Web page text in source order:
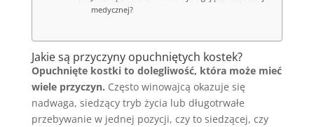
medycznej?
Jakie są przyczyny opuchniętych kostek?
Opuchnięte kostki to dolegliwość, która może mieć
wiele przyczyn. Często winowajcą okazuje się
nadwaga, siedzący tryb życia lub długotrwałe
przebywanie w jednej pozycji, czy to siedzącej, czy